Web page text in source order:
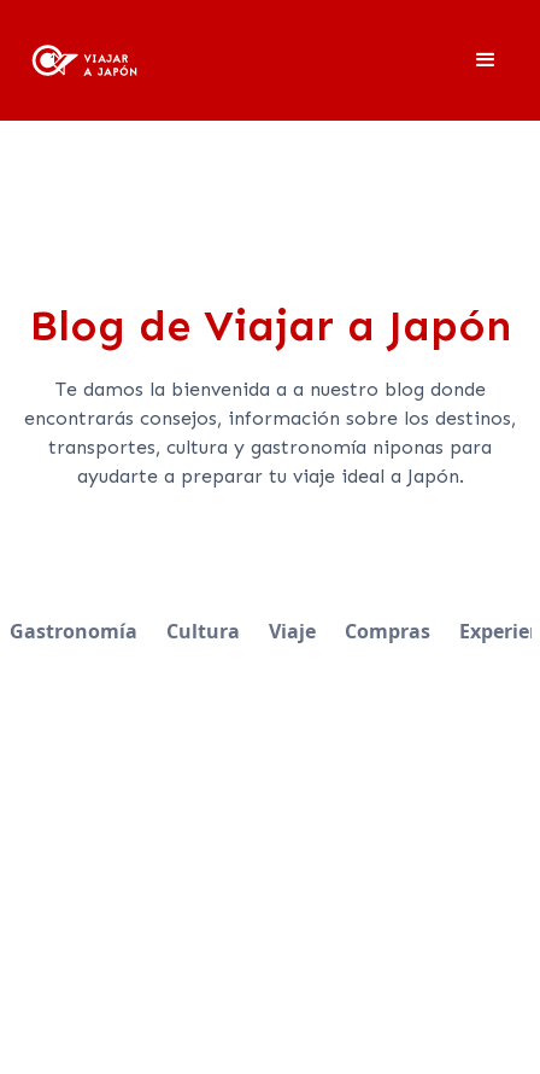
Blog de Viajar a Japón
Te damos la bienvenida a a nuestro blog donde
encontrarás consejos, información sobre los destinos,
transportes, cultura y gastronomía niponas para
ayudarte a preparar tu viaje ideal a Japón.
Gastronomía Cultura Viaje Compras